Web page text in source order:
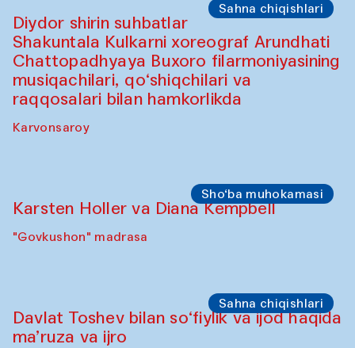
Sahna chiqishlari
Diydor shirin suhbatlar
Shakuntala Kulkarni xoreograf Arundhati
Chattopadhyaya Buxoro filarmoniyasining
musiqachilari, qo‘shiqchilari va
raqqosalari bilan hamkorlikda
Karvonsaroy
Sho‘ba muhokamasi
Karsten Holler va Diana Kempbell
"Govkushon" madrasa
Sahna chiqishlari
Davlat Toshev bilan so‘fiylik va ijod haqida
ma’ruza va ijro